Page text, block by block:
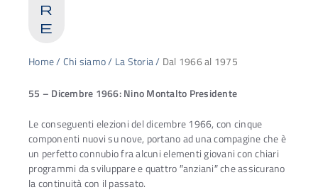
r
e
Home/Chi siamo/ La Storia/ Dal 1966 al 1975
55 – Dicembre 1966: Nino Montalto Presidente
Le conseguenti elezioni del dicembre 1966, con cinque
componenti nuovi su nove, portano ad una compagine che è
un perfetto connubio fra alcuni elementi giovani con chiari
programmi da sviluppare e quattro ″anziani″ che assicurano
la continuità con il passato.